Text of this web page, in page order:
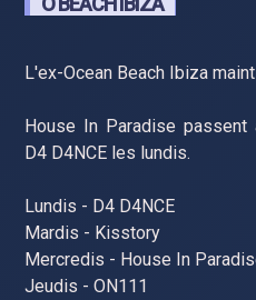
L'ex-Ocean Beach Ibiza
House In Paradise passent
D4 D4NCE les lundis.
Lundis - D4 D4NCE
Mardis - Kisstory
Mercredis - House In
Jeudis - ON111